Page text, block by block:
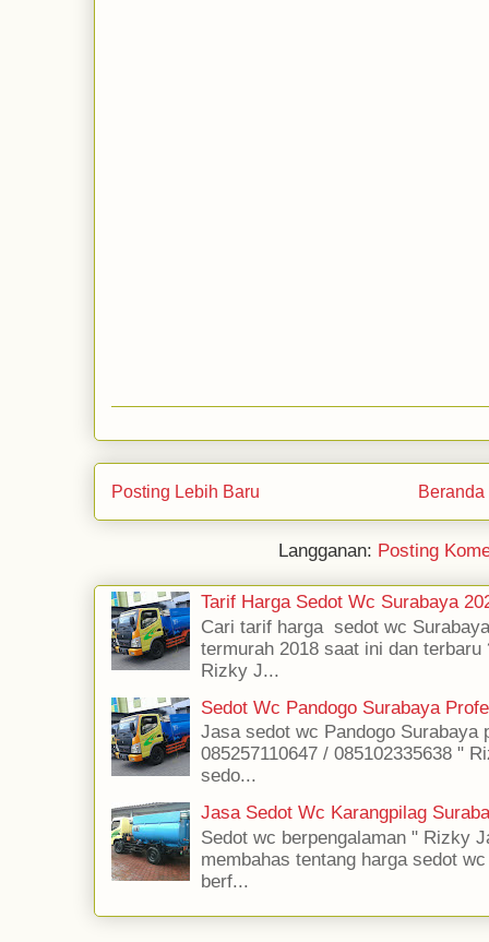
Posting Lebih Baru Beranda
Langganan: Posting
Tarif Harga Sedot Wc Surabaya
Cari tarif harga sedot wc
termurah 2018 saat ini dan
Rizky J...
Sedot Wc Pandogo Surabaya
Jasa sedot wc Pandogo Surabaya
085257110647 / 085102335638 "
sedo...
Jasa Sedot Wc Karangpilag
Sedot wc berpengalaman " Rizky
membahas tentang harga sedot
berf...